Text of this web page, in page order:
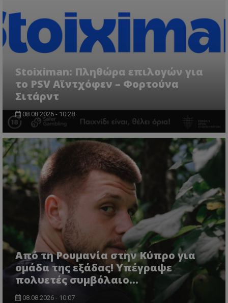
Stoiximan: Πληθώρα επιλογών για
το PSV Αϊντχόφεν – Φορτούνα
Σιτάρντ
08.08.2026 - 10:28
Από τη Ρουμανία στην Κύπρο για
ομάδα της εξάδας! Υπέγραψε
πολυετές συμβόλαιο...
08.08.2026 - 10:07